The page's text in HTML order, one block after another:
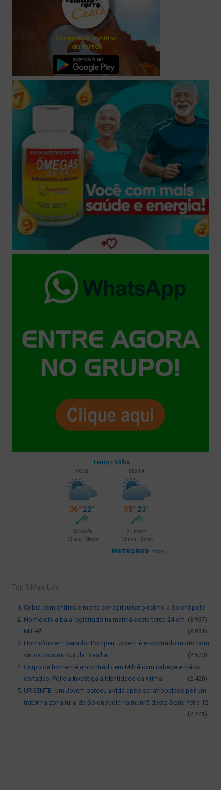
Top 5 Mais Lido
Cobra com chifres e morta por agricultor próximo a Solonópole
(3.937)
Homicídio a bala registrado na manhã desta terça 24 em
MILHÃ.
(3.053)
Homicídio em Senador Pompeu: Jovem é encontrado morto com
vários tiros na Rua da Brasília
(2.523)
Corpo de homem é encontrado em Milhã com cabeça e mãos
cortadas: Polícia investiga a identidade da vítima
(2.420)
URGENTE: Um Jovem perdeu a vida após ser atropelado por um
trator na zona rural de Solonópole na manhã desta Sexta-feira 12
(2.241)